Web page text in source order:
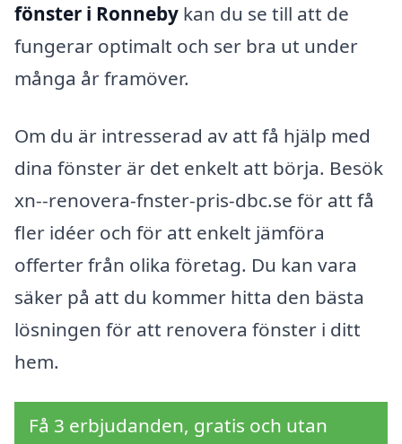
fönster i Ronneby kan du se till att de
fungerar optimalt och ser bra ut under
många år framöver.
Om du är intresserad av att få hjälp med
dina fönster är det enkelt att börja. Besök
xn--renovera-fnster-pris-dbc.se för att få
fler idéer och för att enkelt jämföra
offerter från olika företag. Du kan vara
säker på att du kommer hitta den bästa
lösningen för att renovera fönster i ditt
hem.
Få 3 erbjudanden, gratis och utan